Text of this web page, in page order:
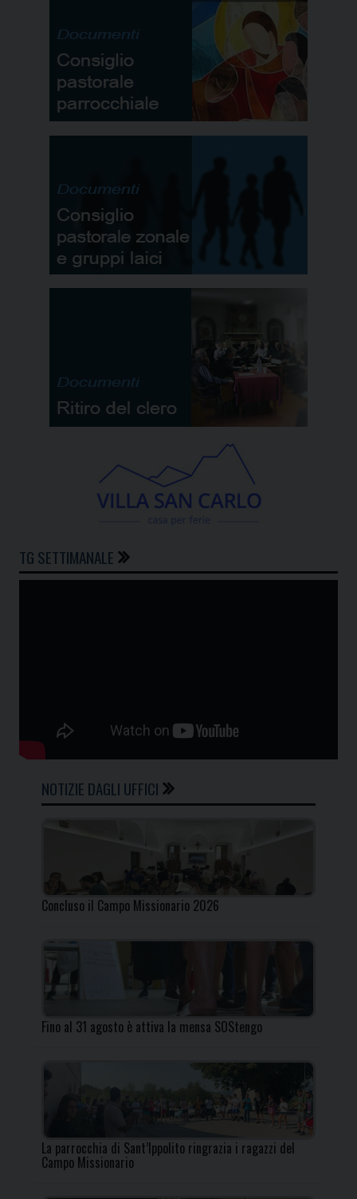
TG SETTIMANALE
NOTIZIE DAGLI UFFICI
Concluso il Campo Missionario 2026
Fino al 31 agosto è attiva la mensa SOStengo
La parrocchia di Sant’Ippolito ringrazia i ragazzi del
Campo Missionario